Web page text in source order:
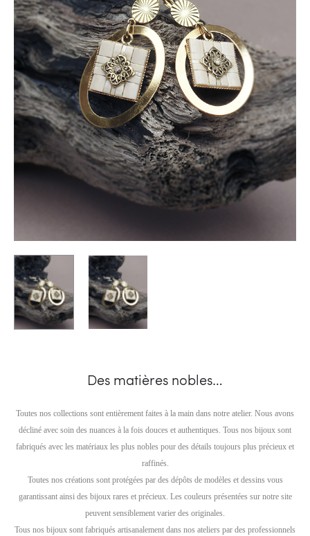
Des matières nobles…
Toutes nos collections sont entièrement faites à la main dans notre atelier. Nous avons
décliné avec soin des nuances à la fois douces et authentiques. Tous nos bijoux sont
fabriqués avec les matériaux les plus nobles pour des détails toujours plus précieux et
raffinés.
Toutes nos créations sont protégées par des dépôts de modèles et dessins vous
garantissant ainsi des bijoux rares et précieux. Les couleurs présentées sur notre site
peuvent sensiblement varier des originales.
Tous nos bijoux sont fabriqués artisanalement dans nos ateliers par des professionnels